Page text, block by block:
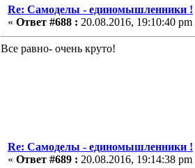
Re: Самоделы - единомышленники !
« Ответ #688 : 20.08.2016, 19:10:40 pm
Все равно- очень круто!
Re: Самоделы - единомышленники !
« Ответ #689 : 20.08.2016, 19:14:38 pm